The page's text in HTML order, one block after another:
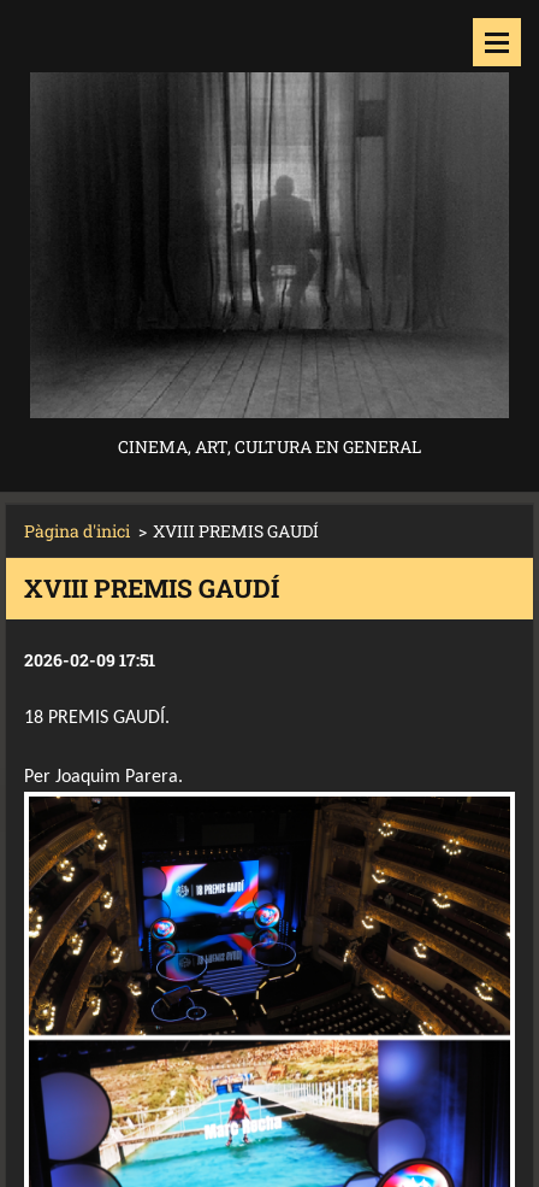
CINEMA, ART, CULTURA EN GENERAL
Pàgina d'inici > XVIII PREMIS GAUDÍ
XVIII PREMIS GAUDÍ
2026-02-09 17:51
18 PREMIS GAUDÍ.
Per Joaquim Parera.